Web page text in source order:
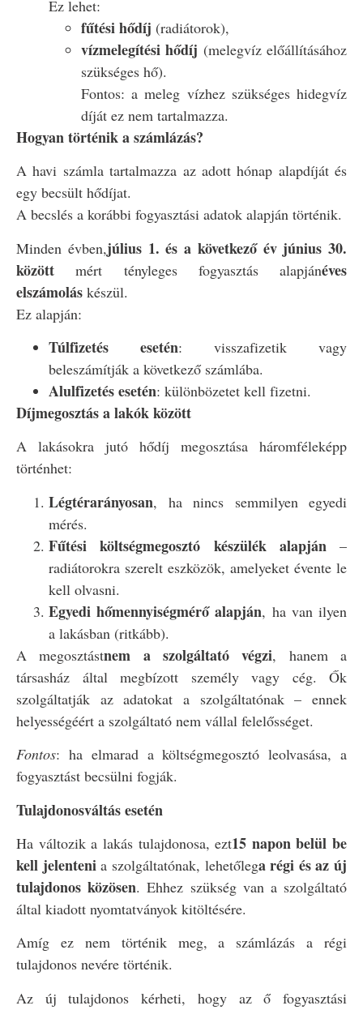
Ez lehet:
fűtési hődíj (radiátorok),
vízmelegítési hődíj (melegvíz előállításához
szükséges hő).
Fontos: a meleg vízhez szükséges hidegvíz
díját ez nem tartalmazza.
Hogyan történik a számlázás?
A havi számla tartalmazza az adott hónap alapdíját és
egy becsült hődíjat.
A becslés a korábbi fogyasztási adatok alapján történik.
Minden évben,július 1. és a következő év június 30.
között mért tényleges fogyasztás alapjánéves
elszámolás készül.
Ez alapján:
Túlfizetés esetén: visszafizetik vagy
beleszámítják a következő számlába.
Alulfizetés esetén: különbözetet kell fizetni.
Díjmegosztás a lakók között
A lakásokra jutó hődíj megosztása háromféleképp
történhet:
Légtérarányosan, ha nincs semmilyen egyedi
mérés.
Fűtési költségmegosztó készülék alapján–
radiátorokra szerelt eszközök, amelyeket évente le
kell olvasni.
Egyedi hőmennyiségmérő alapján, ha van ilyen
a lakásban (ritkább).
A megosztástnem a szolgáltató végzi, hanem a
társasház által megbízott személy vagy cég. Ők
szolgáltatják az adatokat a szolgáltatónak – ennek
helyességéért a szolgáltató nem vállal felelősséget.
Fontos: ha elmarad a költségmegosztó leolvasása, a
fogyasztást becsülni fogják.
Tulajdonosváltás esetén
Ha változik a lakás tulajdonosa, ezt15 napon belül be
kell jelentenia szolgáltatónak, lehetőlega régi és az új
tulajdonos közösen. Ehhez szükség van a szolgáltató
által kiadott nyomtatványok kitöltésére.
Amíg ez nem történik meg, a számlázás a régi
tulajdonos nevére történik.
Az új tulajdonos kérheti, hogy az ő fogyasztási